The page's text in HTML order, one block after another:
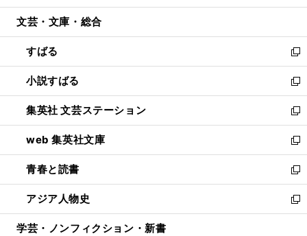
開
ウ
開
く
ン
ウ
で
開
く
ウ
ン
ド
ウ
で
開
く
文芸・文庫・総合
すばる
新
し
い
ウ
ィ
ン
ド
ウ
で
開
く
小説すばる
新
し
い
ウ
ィ
ン
ド
ウ
で
開
集英社 文芸ステーション
新
し
い
ウ
ィ
ン
ド
ウ
web 集英社文庫
新
し
い
ウ
ィ
ン
青春と読書
新
し
い
ウ
アジア人物史
新
し
学芸・ノンフィクション・新書